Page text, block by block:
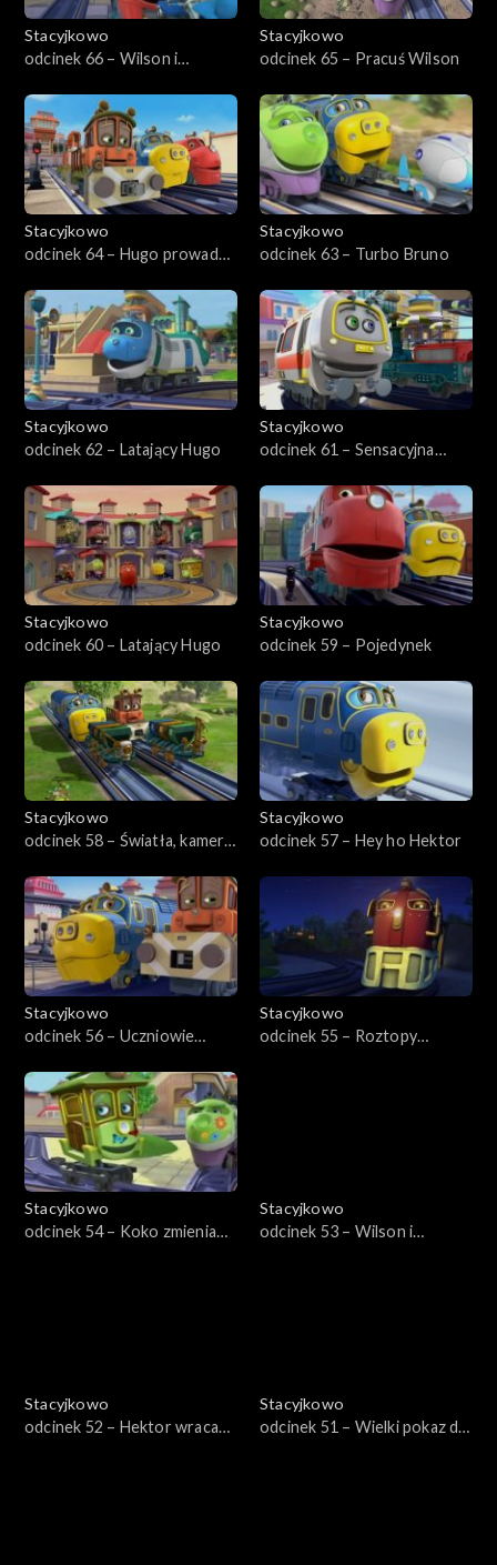
Stacyjkowo
odcinek 66 – Wilson i
Stacyjkowo
odcinek 65 – Pracuś Wilson
Stacyjkowo
odcinek 64 – Hugo prowadzi
Stacyjkowo
odcinek 63 – Turbo Bruno
Stacyjkowo
odcinek 62 – Latający Hugo
Stacyjkowo
odcinek 61 – Sensacyjna
Stacyjkowo
odcinek 60 – Latający Hugo
Stacyjkowo
odcinek 59 – Pojedynek
Stacyjkowo
odcinek 58 – Światła, kamera,
Stacyjkowo
odcinek 57 – Hey ho Hektor
Stacyjkowo
odcinek 56 – Uczniowie
Stacyjkowo
odcinek 55 – Roztopy
Stacyjkowo
odcinek 54 – Koko zmienia
Stacyjkowo
odcinek 53 – Wilson i
Stacyjkowo
odcinek 52 – Hektor wraca
Stacyjkowo
odcinek 51 – Wielki pokaz dla